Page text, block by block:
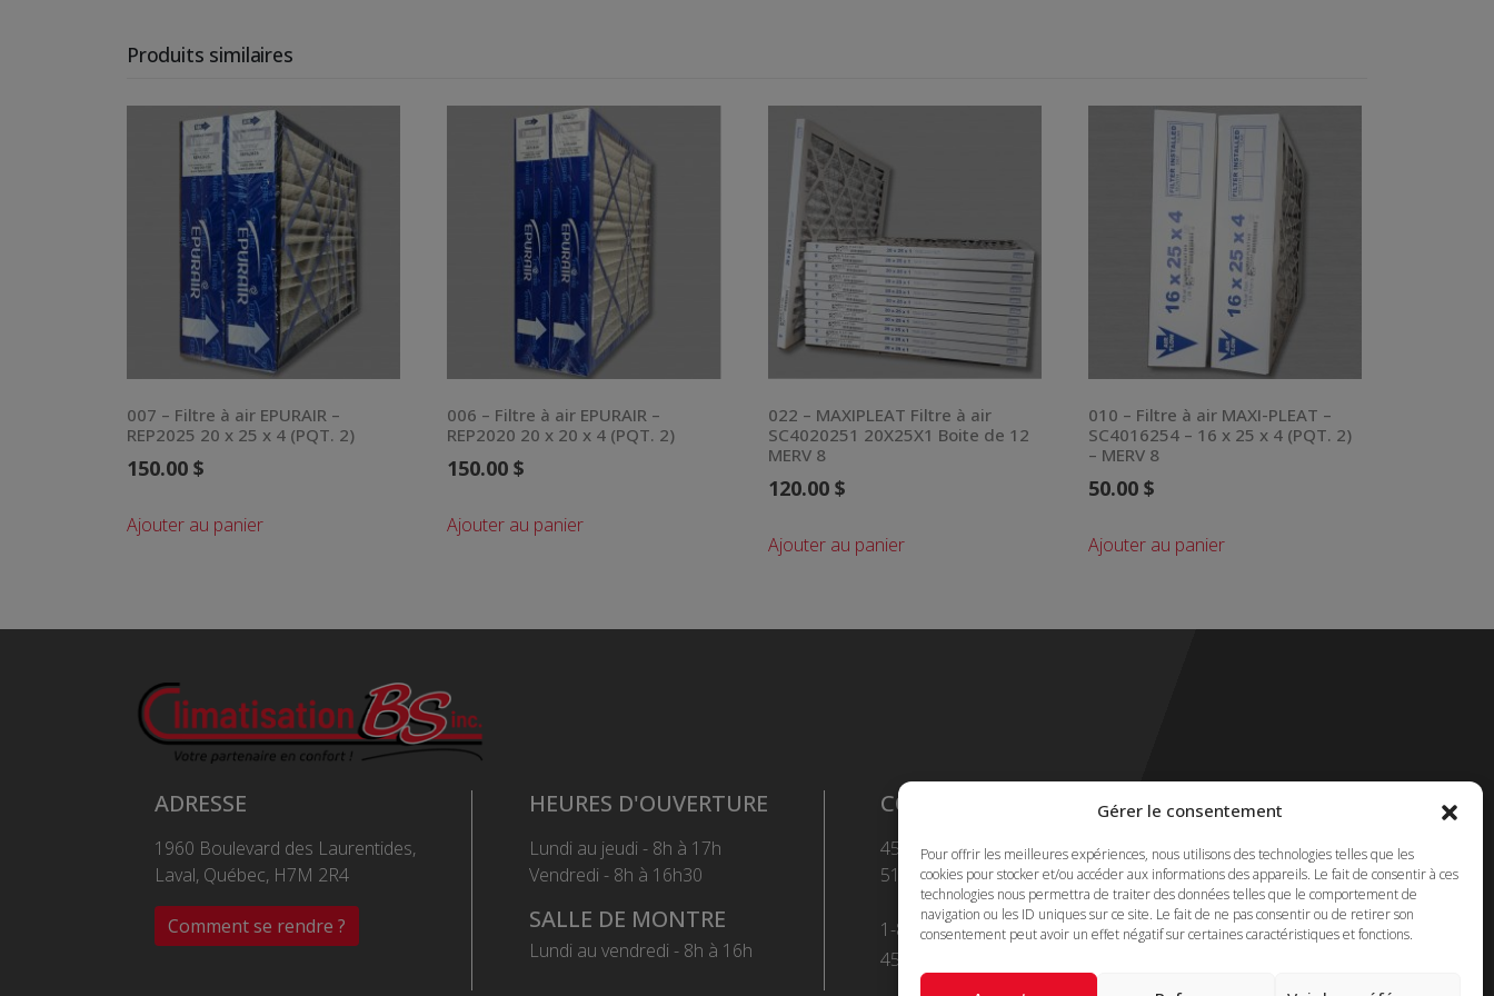
Gérer le consentement
Pour offrir les meilleures expériences, nous utilisons des technologies telles que les
cookies pour stocker et/ou accéder aux informations des appareils. Le fait de consentir à ces
technologies nous permettra de traiter des données telles que le comportement de
navigation ou les ID uniques sur ce site. Le fait de ne pas consentir ou de retirer son
consentement peut avoir un effet négatif sur certaines caractéristiques et fonctions.
Produits similaires
007 – Filtre à air EPURAIR –
REP2025 20 x 25 x 4 (PQT. 2)
150.00 $
Ajouter au panier
006 – Filtre à air EPURAIR –
REP2020 20 x 20 x 4 (PQT. 2)
150.00$
Ajouter au panier
022 – MAXIPLEAT Filtre à air
SC4020251 20X25X1 Boite de 12
MERV 8
120.00 $
Ajouter au panier
010 – Filtre à air MAXI-PLEAT –
SC4016254 – 16 x 25 x 4 (PQT. 2)
– MERV 8
50.00$
Ajouter au panier
ADRESSE
1960 Boulevard des Laurentides,
Laval, Québec, H7M 2R4
Comment se rendre ?
HEURES D'OUVERTURE
Lundi au jeudi - 8h à 17h
Vendredi - 8h à 16h30
SALLE DE MONTRE
Lundi au vendredi - 8h à 16h
CONTACT
450 663-7417
514 382-3503 Montreal
1-855-663-7417Sans Frais
450 669-2362 FAX
SUIVEZ-NOUS !